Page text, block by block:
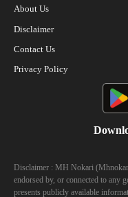
About Us
Disclaimer
Contact Us
Privacy Policy
Disclaimer : MH Nokari
endorsed by, or connected to any
presents publicly available